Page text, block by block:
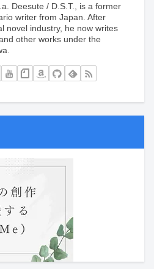
Deesute / D.S.T., is a former
writer from Japan. After
novel industry, he now writes
other works under the